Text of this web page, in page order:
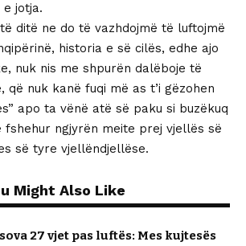
jotja.
ditë ne do të vazhdojmë të luftojmë
historia e së cilës, edhe ajo
nuk nis me shpurën dalëboje të
që nuk kanë fuqi më as t’i gëzohen
apo ta vënë atë së paku si buzëkuq
fshehur ngjyrën meite prej vjellës së
së tyre vjellëndjellëse.
Might Also Like
27 vjet pas luftës: Mes kujtesës